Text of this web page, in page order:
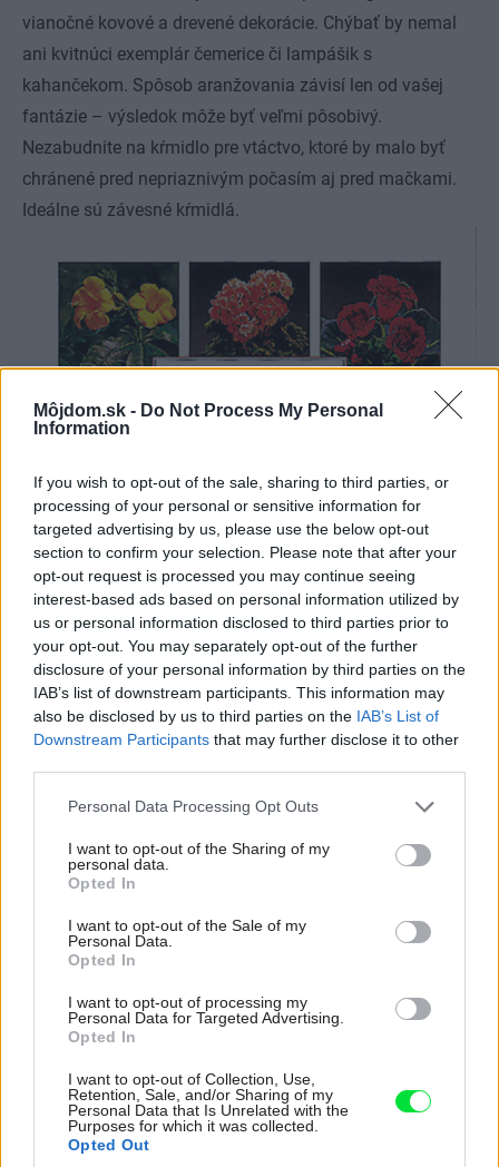
Môjdom.sk - Do Not Process My Personal
Information
If you wish to opt-out of the sale, sharing to third parties, or
processing of your personal or sensitive information for
targeted advertising by us, please use the below opt-out
section to confirm your selection. Please note that after your
opt-out request is processed you may continue seeing
interest-based ads based on personal information utilized by
us or personal information disclosed to third parties prior to
your opt-out. You may separately opt-out of the further
disclosure of your personal information by third parties on the
IAB’s list of downstream participants. This information may
also be disclosed by us to third parties on the IAB’s List of
Downstream Participants that may further disclose it to other
Please note that this website/app uses one or more Google
not limited to your visit or usage behaviour. You may click to
grant or deny consent to Google and its third-party tags to
use your data for below specified purposes in below Google
consent section.
Personal Data Processing Opt Outs
I want to opt-out of the Sharing of my
personal data.
Opted In
I want to opt-out of the Sale of my
Personal Data.
Opted In
I want to opt-out of processing my
Personal Data for Targeted Advertising.
Opted In
I want to opt-out of Collection, Use,
Retention, Sale, and/or Sharing of my
Personal Data that Is Unrelated with the
Purposes for which it was collected.
Opted Out
vianočné kovové a drevené dekorácie. Chýbať by nemal
ani kvitnúci exemplár čemerice či lampášik s
kahančekom. Spôsob aranžovania závisí len od vašej
fantázie – výsledok môže byť veľmi pôsobivý.
Nezabudnite na kŕmidlo pre vtáctvo, ktoré by malo byť
chránené pred nepriaznivým počasím aj pred mačkami.
Ideálne sú závesné kŕmidlá.
Tip na knihu: Herta Simonová – Izbové rastliny
Vydavateľstvo Príroda ponúka úspešnú knihu o izbových
izbových rastlín aj na špeciálne stanovištia. Nájdete v nej
názorné opisy obľúbených, menej známych i nových
izbových rastlín. Rastliny sú rozdelené podľa rodov do